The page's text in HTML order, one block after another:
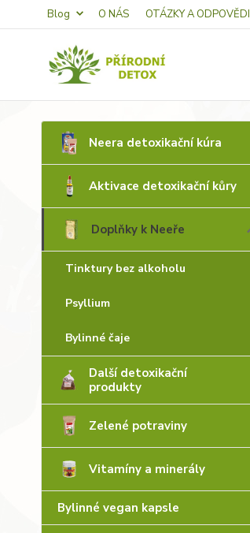
Blog O NÁS OTÁZKY A ODPOVĚDI
Neera detoxikační kúra
Aktivace detoxikační kůry
Doplňky k Neeře
Tinktury bez alkoholu
Psyllium
Bylinné čaje
Další detoxikační
produkty
Zelené potraviny
Vitamíny a minerály
Bylinné vegan kapsle